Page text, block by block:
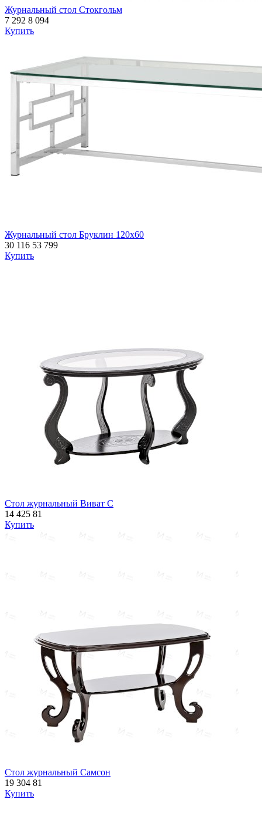
Журнальный стол Стокгольм
7 292 8 094
Купить
Журнальный стол Бруклин 120х60
30 116 53 799
Купить
Стол журнальный Виват С
14 425 81
Купить
Стол журнальный Самсон
19 304 81
Купить